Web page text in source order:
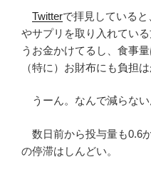
Twitterで拝見している
やサプリを取り入れてい
うお金かけてるし、食事
（特に）お財布にも負担
うーん。なんで減らない
数日前から投与量も0.6
の停滞はしんどい。